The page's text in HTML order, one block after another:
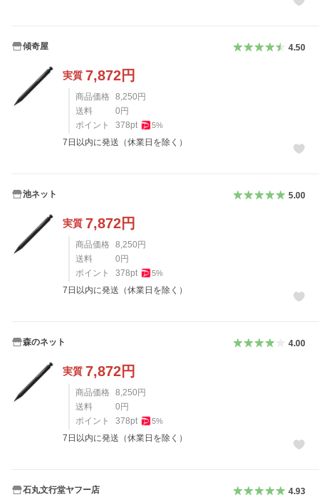
傾奇屋 4.50
実質 7,872円
商品価格 8,250円
送料
0円
ポイント
378pt 5%
7日以内に発送（休業日を除く）
池ネット 5.00
実質 7,872円
商品価格 8,250円
送料
0円
ポイント
378pt 5%
7日以内に発送（休業日を除く）
森のネット 4.00
実質 7,872円
商品価格 8,250円
送料
0円
ポイント
378pt 5%
7日以内に発送（休業日を除く）
石丸文行堂ヤフー店 4.93